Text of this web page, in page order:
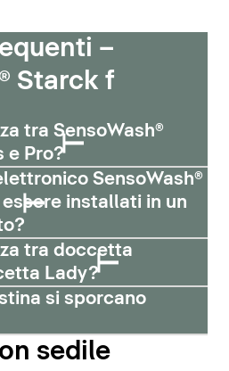
–
Starck f
tra SensoWash®
e Pro?
SensoWash®
installati in un
tra doccetta
Lady?
si sporcano
sedile